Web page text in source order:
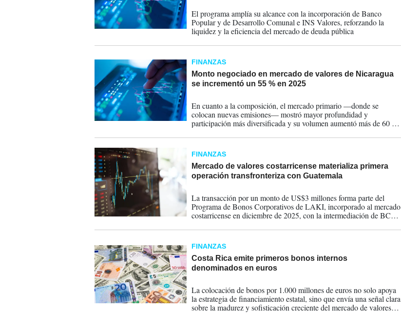
El programa amplía su alcance con la incorporación de Banco
Popular y de Desarrollo Comunal e INS Valores, reforzando la
liquidez y la eficiencia del mercado de deuda pública
FINANZAS
Monto negociado en mercado de valores de Nicaragua
se incrementó un 55 % en 2025
En cuanto a la composición, el mercado primario —donde se
colocan nuevas emisiones— mostró mayor profundidad y
participación más diversificada y su volumen aumentó más de 60 %,
FINANZAS
Mercado de valores costarricense materializa primera
operación transfronteriza con Guatemala
La transacción por un monto de US$3 millones forma parte del
Programa de Bonos Corporativos de LAKI, incorporado al mercado
costarricense en diciembre de 2025, con la intermediación de BCR
FINANZAS
Costa Rica emite primeros bonos internos
denominados en euros
La colocación de bonos por 1.000 millones de euros no solo apoya
la estrategia de financiamiento estatal, sino que envía una señal clara
sobre la madurez y sofisticación creciente del mercado de valores